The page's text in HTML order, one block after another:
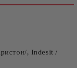
, Indesit /